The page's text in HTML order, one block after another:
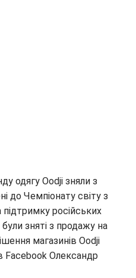
одягу Oodji зняли з
до Чемпіонату світу з
російських
зняті з продажу на
магазинів Oodji
Facebook Олександр